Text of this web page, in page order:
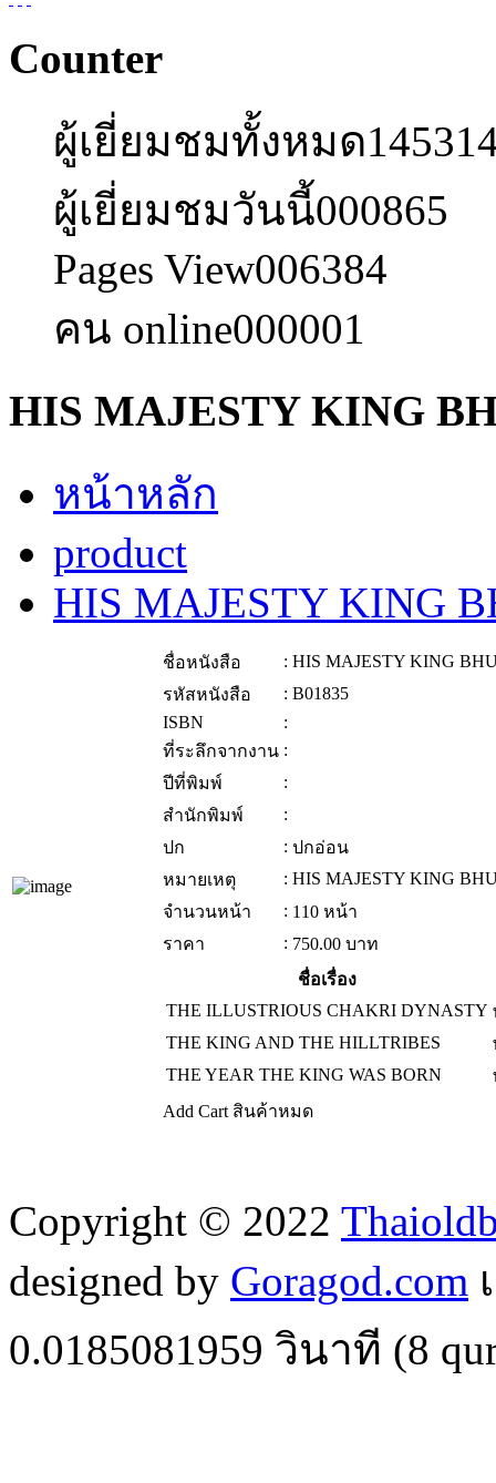
Counter
ผู้เยี่ยมชมทั้งหมด
ผู้เยี่ยมชมวันนี้000865
Pages View006384
คน online000001
HIS MAJESTY KING
หน้าหลัก
product
HIS MAJESTY KING
ชื่อหนังสือ : HIS MAJESTY KING
รหัสหนังสือ
: B01835
ISBN
:
ที่ระลึกจากงาน :
ปีที่พิมพ์
:
สำนักพิมพ์
:
ปก
: ปกอ่อน
หมายเหตุ
: HIS MAJESTY KING
จำนวนหน้า
: 110 หน้า
ราคา
: 750.00 บาท
ชื่อเรื่อง
THE ILLUSTRIOUS CHAKRI DYNASTY
THE KING AND THE HILLTRIBES
THE YEAR THE KING WAS BORN
Add Cart สินค้าหมด
Copyright © 2022
designed by Goragod.com
0.0185081959 วินาที (8